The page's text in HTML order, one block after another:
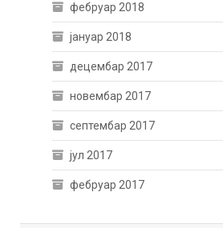
фебруар 2018
јануар 2018
децембар 2017
новембар 2017
септембар 2017
јул 2017
фебруар 2017